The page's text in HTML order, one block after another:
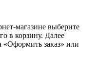
магазине выберите
в корзину. Далее
заказ» или